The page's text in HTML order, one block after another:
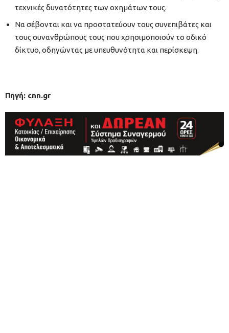
τεχνικές δυνατότητες των οχημάτων τους.
Να σέβονται και να προστατεύουν τους συνεπιβάτες και
τους συνανθρώπους τους που χρησιμοποιούν το οδικό
δίκτυο, οδηγώντας με υπευθυνότητα και περίσκεψη.
Πηγή: cnn.gr